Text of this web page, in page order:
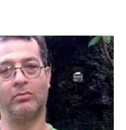
درباره ما